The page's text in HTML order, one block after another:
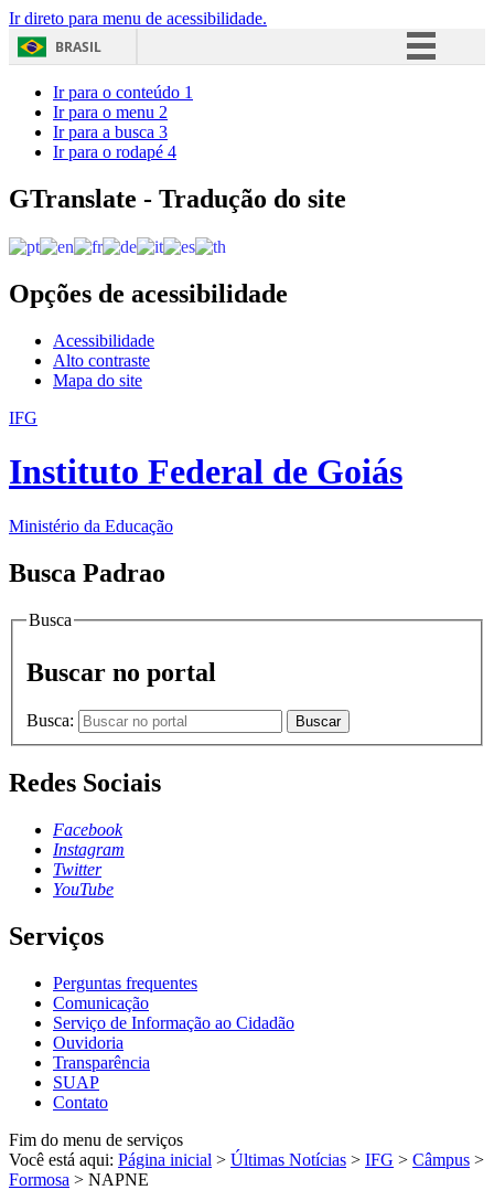
Ir direto para menu de acessibilidade.
BRASIL
Acesso à informação
Ir para o conteúdo 1
Ir para o menu 2
Ir para a busca 3
Ir para o rodapé 4
GTranslate - Tradução do site
Opções de acessibilidade
Acessibilidade
Alto contraste
Mapa do site
IFG
Instituto Federal de Goiás
Ministério da Educação
Busca Padrao
Busca
Buscar no portal
Busca: Buscar
Redes Sociais
Facebook
Instagram
Twitter
YouTube
Serviços
Perguntas frequentes
Comunicação
Serviço de Informação ao Cidadão
Ouvidoria
Transparência
SUAP
Contato
Fim do menu de serviços
Você está aqui: Página inicial > Últimas Notícias > IFG > Câmpus >
Formosa > NAPNE